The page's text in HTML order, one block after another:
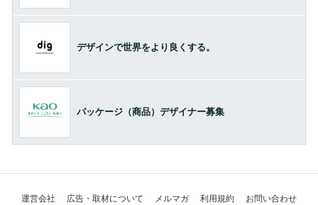
デザインで世界をより良くする。
パッケージ（商品）デザイナー募集
運営会社 広告・取材について メルマガ 利用規約 お問い合わせ